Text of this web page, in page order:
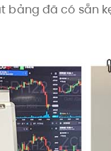
đã có sẵn